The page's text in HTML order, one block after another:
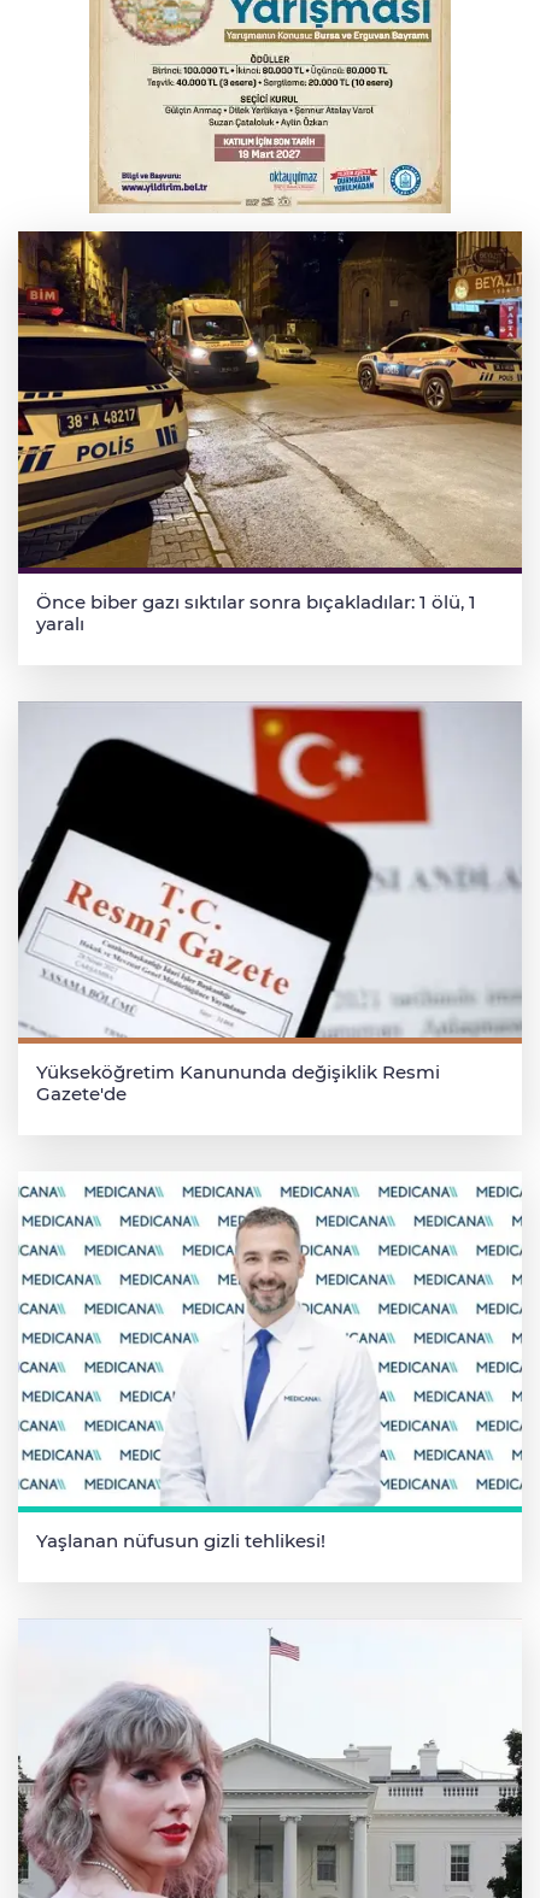
Otomobil kanala uçtu: 2 yaralı
Bursa'da Mustafa Keser'den müzik ve
kahkaha dolu gece
Elektrik akımına kapılan işçi hayatını
kaybetti
Önce biber gazı sıktılar sonra bıçakladılar: 1 ölü, 1
yaralı
Yükseköğretim Kanununda değişiklik Resmi
Gazete'de
Yaşlanan nüfusun gizli tehlikesi!